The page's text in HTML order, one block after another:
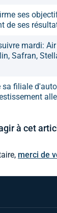
ses
de ses
mardi:
Safran,
filiale
à cet
merci de